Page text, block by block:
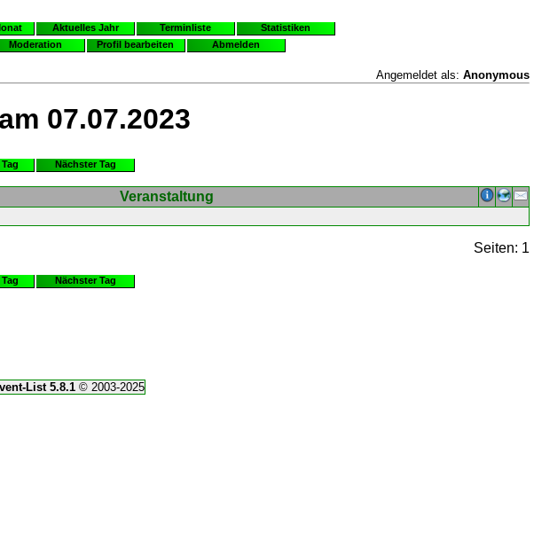
Aktuelles Jahr Terminliste
Statistiken
Moderation Profil bearbeiten Abmelden
Angemeldet als: Anonymous
07.07.2023
Nächster Tag
Veranstaltung
Seiten: 1
Nächster Tag
List 5.8.1© 2003-2025